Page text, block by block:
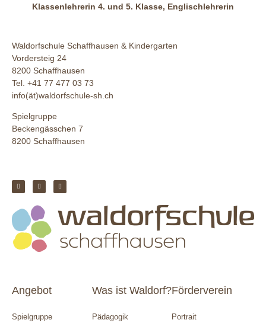
Klassenlehrerin 4. und 5. Klasse, Englischlehrerin
Waldorfschule Schaffhausen & Kindergarten
Vordersteig 24
8200 Schaffhausen
Tel. +41 77 477 03 73
info(ät)waldorfschule-sh.ch
Spielgruppe
Beckengässchen 7
8200 Schaffhausen
Angebot
Spielgruppe
Was ist Waldorf?
Pädagogik
Förderverein
Portrait